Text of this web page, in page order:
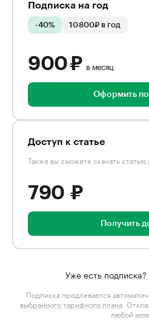
Подписка на год
-40% 10 800₽ в год
900 ₽ в месяц
Оформить
Доступ к статье
Также вы сможете скачать статью
790 ₽
Получить
Уже есть подписка?
Подписка продлевается
выбранного тарифного плана .
любой